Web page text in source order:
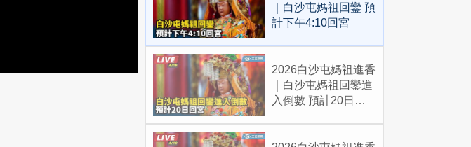
｜白沙屯媽祖回鑾 預
計下午4:10回宮
2026白沙屯媽祖進香
｜白沙屯媽祖回鑾進
入倒數 預計20日回